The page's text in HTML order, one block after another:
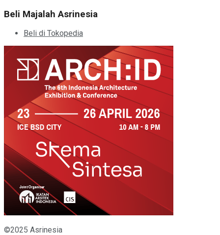
Beli Majalah Asrinesia
Beli di Tokopedia
©2025 Asrinesia